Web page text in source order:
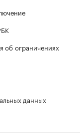
об ограничениях
данных